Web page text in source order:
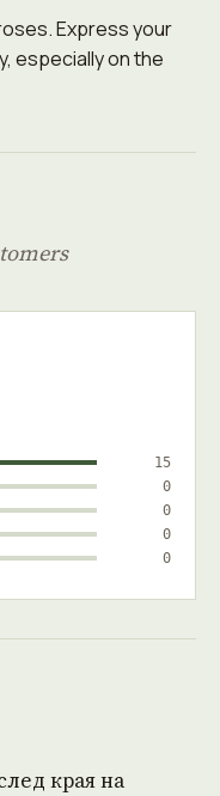
Express your
especially on the
15
0
0
0
0
края на